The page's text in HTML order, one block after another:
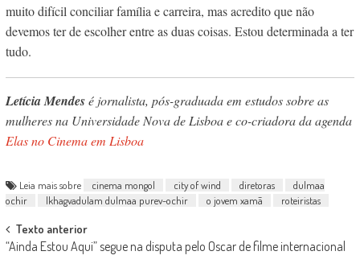
muito difícil conciliar família e carreira, mas acredito que não
devemos ter de escolher entre as duas coisas. Estou determinada a ter
tudo.
Letícia Mendesé jornalista, pós-graduada em estudos sobre as
mulheres na Universidade Nova de Lisboa e co-criadora da agenda
Elas no Cinema em Lisboa
Leia mais sobre cinema mongol city of wind diretoras
dulmaa
ochir
lkhagvadulam dulmaa purev-ochir o jovem xamã roteiristas
Post
navigation
Texto anterior
“Ainda Estou Aqui” segue na disputa pelo Oscar de filme internacional